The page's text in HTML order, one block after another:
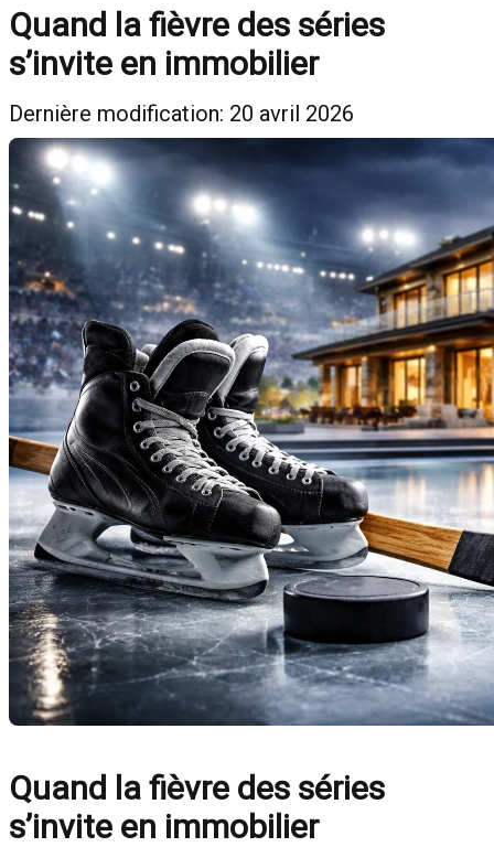
Quand la fièvre des séries
s’invite en immobilier
Dernière modification: 20 avril 2026
Quand la fièvre des séries
s’invite en immobilier